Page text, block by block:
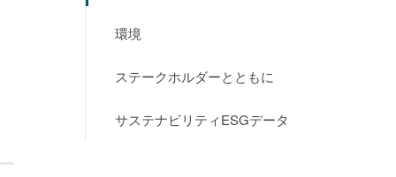
環境
ステークホルダーとともに
サステナビリティESGデータ